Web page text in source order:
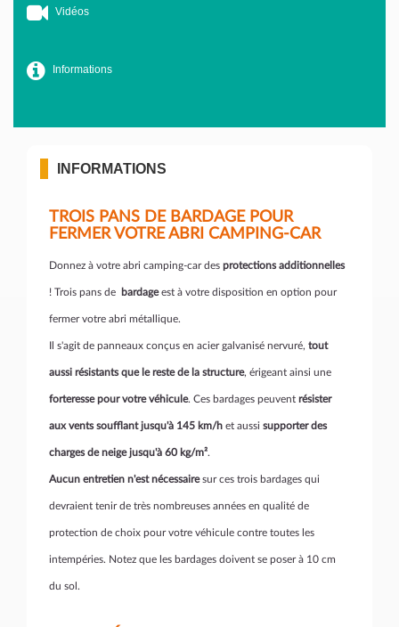
Vidéos
Informations
INFORMATIONS
TROIS PANS DE BARDAGE POUR
FERMER VOTRE ABRI CAMPING-CAR
Donnez à votre abri camping-car des protections additionnelles
! Trois pans de bardageest à votre disposition en option pour
fermer votre abri métallique.
Il s'agit de panneaux conçus en acier galvanisé nervuré, tout
aussi résistants que le reste de la structure, érigeant ainsi une
forteresse pour votre véhicule. Ces bardages peuvent résister
aux vents soufflant jusqu'à 145 km/h et aussi supporter des
charges de neige jusqu'à 60 kg/m².
Aucun entretien n'est nécessairesur ces trois bardages qui
devraient tenir de très nombreuses années en qualité de
protection de choix pour votre véhicule contre toutes les
intempéries. Notez que les bardages doivent se poser à 10 cm
du sol.